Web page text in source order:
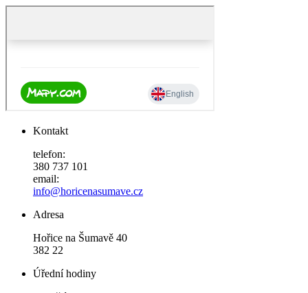
Kontakt
telefon:
380 737 101
email:
info@horicenasumave.cz
Adresa
Hořice na Šumavě 40
382 22
Úřední hodiny